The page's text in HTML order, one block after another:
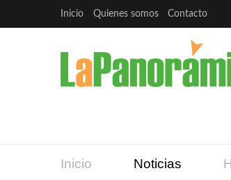
Inicio Quienes somos Contacto
Inicio Noticias